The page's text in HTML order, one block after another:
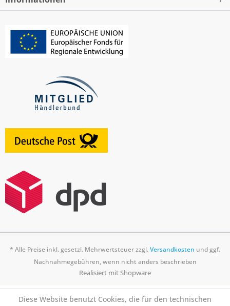
* Alle Preise inkl. gesetzl. Mehrwertsteuer zzgl.Versandkosten und ggf.
Nachnahmegebühren, wenn nicht anders beschrieben
Realisiert mit Shopware
Diese Website benutzt Cookies, die für den technischen